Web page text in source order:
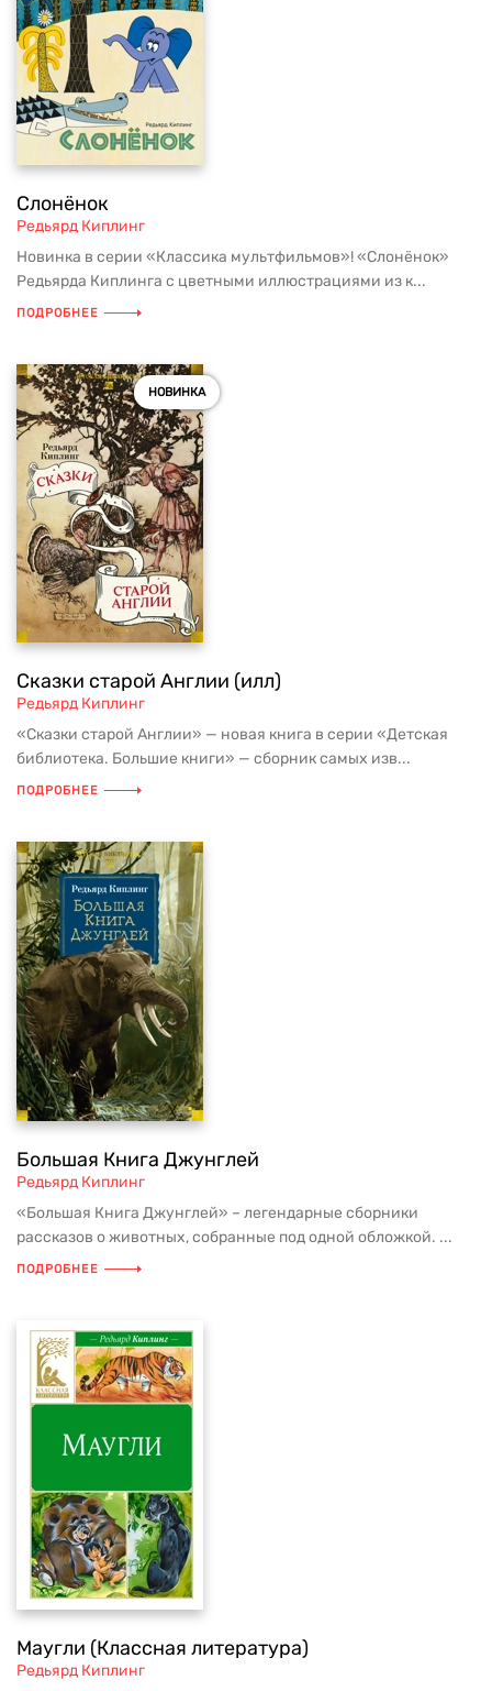
Слонёнок
Редьярд Киплинг
Новинка в серии «Классика мультфильмов»! «Слонёнок»
Редьярда Киплинга с цветными иллюстрациями из к...
ПОДРОБНЕЕ
НОВИНКА
Сказки старой Англии (илл)
Редьярд Киплинг
«Сказки старой Англии» — новая книга в серии «Детская
библиотека. Большие книги» — сборник самых изв...
ПОДРОБНЕЕ
Большая Книга Джунглей
Редьярд Киплинг
«Большая Книга Джунглей» – легендарные сборники
рассказов о животных, собранные под одной обложкой. ...
ПОДРОБНЕЕ
Маугли (Классная литература)
Редьярд Киплинг